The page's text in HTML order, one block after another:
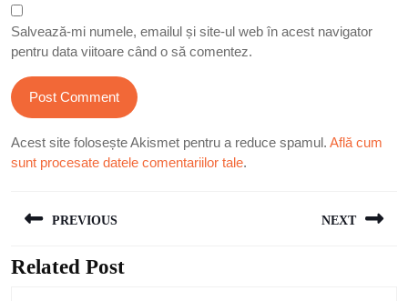
Salvează-mi numele, emailul și site-ul web în acest navigator
pentru data viitoare când o să comentez.
Acest site folosește Akismet pentru a reduce spamul. Află cum
sunt procesate datele comentariilor tale.
în
articole
PREVIOUS
Previous
NEXT
Related Post